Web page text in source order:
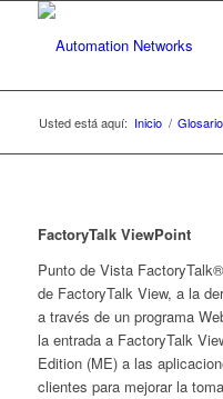
Usted está aquí: Inicio / Glosario
FactoryTalk ViewPoint
Punto de Vista
de FactoryTalk View, a la
a través de un programa
la entrada a FactoryTalk
Edition (ME) a las
clientes para mejorar la